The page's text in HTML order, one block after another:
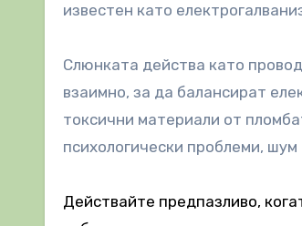
известен като
Слюнката действа като
взаимно, за да балансират
токсични материали от
психологически проблеми,
Действайте предпазливо,